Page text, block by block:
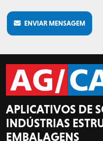
ENVIAR MENSAGEM
APLICATIVOS DE
INDÚSTRIAS
EMBALAGENS